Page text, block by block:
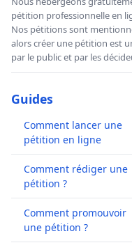
pétition professionnelle en
Nos pétitions sont
alors créer une pétition est
par le public et par les
Guides
Comment lancer une
pétition en ligne
Comment rédiger une
pétition ?
Comment promouvoir
une pétition ?